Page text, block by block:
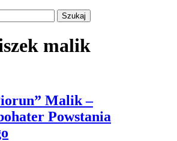
malik
Malik –
Powstania